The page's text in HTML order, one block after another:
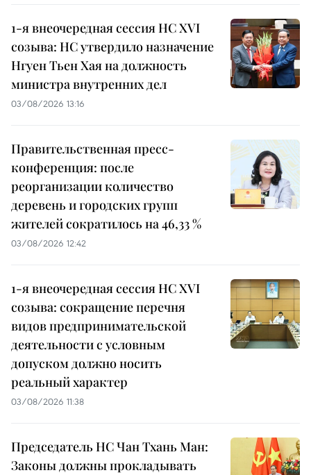
1-я внеочередная сессия НС XVI
созыва: НС утвердило назначение
Нгуен Тьен Хая на должность
министра внутренних дел
03/08/2026 13:16
Правительственная пресс-
конференция: после
реорганизации количество
деревень и городских групп
жителей сократилось на 46,33 %
03/08/2026 12:42
1-я внеочередная сессия НС XVI
созыва: сокращение перечня
видов предпринимательской
деятельности с условным
допуском должно носить
реальный характер
03/08/2026 11:38
Председатель НС Чан Тхань Ман:
Законы должны прокладывать